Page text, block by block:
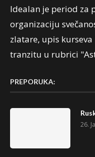
Idealan je period za
organizaciju
zlatare, upis
tranzitu u rubrici
PREPORUKA:
26.